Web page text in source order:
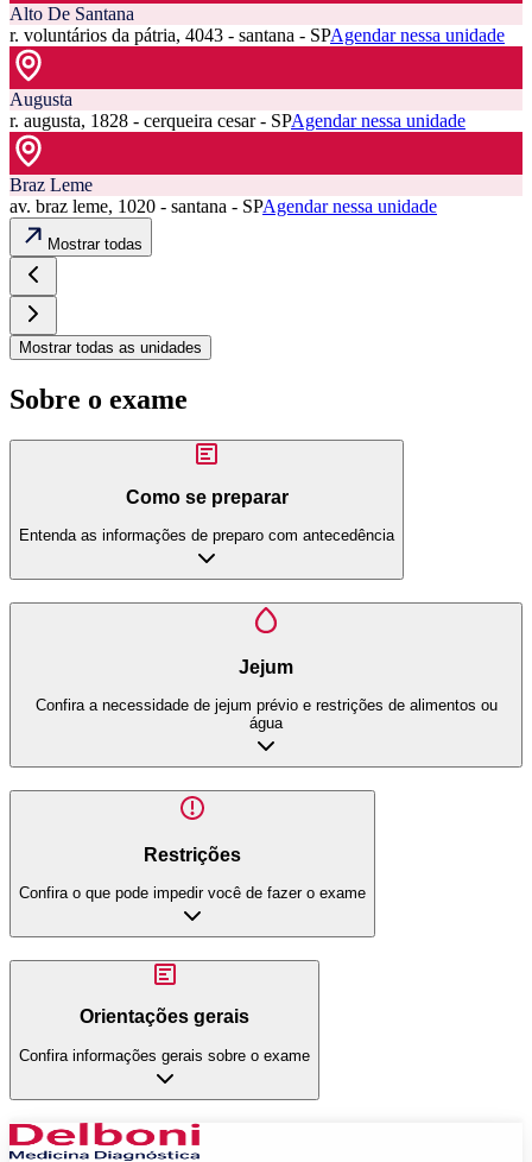
Alto De Santana
r. voluntários da pátria, 4043 - santana - SPAgendar nessa unidade
Augusta
r. augusta, 1828 - cerqueira cesar - SPAgendar nessa unidade
Braz Leme
av. braz leme, 1020 - santana - SPAgendar nessa unidade
Mostrar todas
Mostrar todas as unidades
Sobre o exame
Como se preparar
Entenda as informações de preparo com antecedência
Jejum
Confira a necessidade de jejum prévio e restrições de alimentos ou
água
Restrições
Confira o que pode impedir você de fazer o exame
Orientações gerais
Confira informações gerais sobre o exame